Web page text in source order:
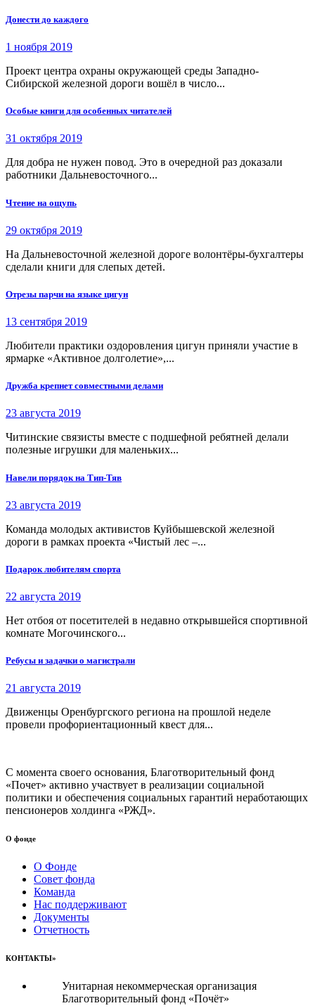
Донести до каждого
1 ноября 2019
Проект центра охраны окружающей среды Западно-
Сибирской железной дороги вошёл в число...
Особые книги для особенных читателей
31 октября 2019
Для добра не нужен повод. Это в очередной раз доказали
работники Дальневосточного...
Чтение на ощупь
29 октября 2019
На Дальневосточной железной дороге волонтёры-бухгалтеры
сделали книги для слепых детей.
Отрезы парчи на языке цигун
13 сентября 2019
Любители практики оздоровления цигун приняли участие в
ярмарке «Активное долголетие»,...
Дружба крепнет совместными делами
23 августа 2019
Читинские связисты вместе с подшефной ребятней делали
полезные игрушки для маленьких...
Навели порядок на Тип-Тяв
23 августа 2019
Команда молодых активистов Куйбышевской железной
дороги в рамках проекта «Чистый лес –...
Подарок любителям спорта
22 августа 2019
Нет отбоя от посетителей в недавно открывшейся спортивной
комнате Могочинского...
Ребусы и задачки о магистрали
21 августа 2019
Движенцы Оренбургского региона на прошлой неделе
провели профориентационный квест для...
С момента своего основания, Благотворительный фонд
«Почет» активно участвует в реализации социальной
политики и обеспечения социальных гарантий неработающих
пенсионеров холдинга «РЖД».
О фонде
О Фонде
Совет фонда
Команда
Нас поддерживают
Документы
Отчетность
КОНТАКТЫ»
Унитарная некоммерческая организация
Благотворительный фонд «Почёт»